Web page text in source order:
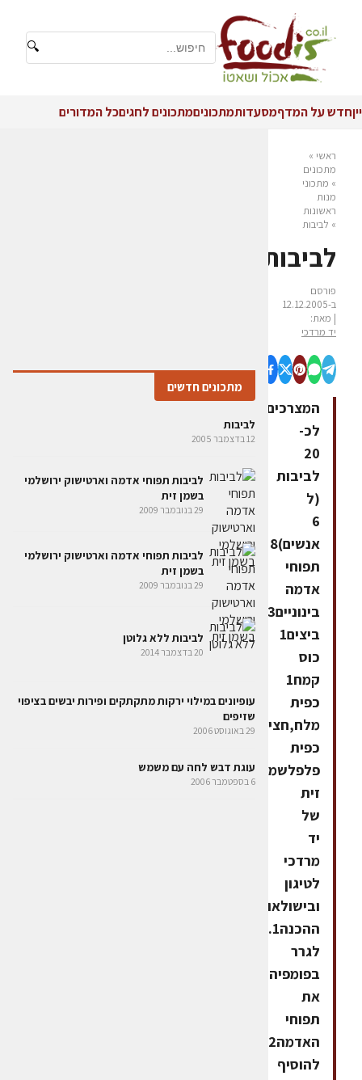
🔍
ייןחדש על המדףמסעדותמתכוניםמתכונים לחגיםכל המדורים
ראשי »
מתכונים
» מתכוני
מנות
ראשונות
» לביבות
לביבות
פורסם
ב-12.12.2005
| מאת:
יד מרדכי
המצרכים
לכ-
20
לביבות
(ל
6
אנשים)8
תפוחי
אדמה
בינוניים3
ביצים1
כוס
קמח1
כפית
מלח,חצי
כפית
פלפלשמן
זית
של
יד
מרדכי
לטיגון
ובישולאופן
ההכנה1.
לגרר
בפומפיה
את
תפוחי
להוסיף
מתכונים חדשים
לביבות
12 בדצמבר 2005
לביבות תפוחי אדמה וארטישוק ירושלמי
בשמן זית
29 בנובמבר 2009
לביבות תפוחי אדמה וארטישוק ירושלמי
בשמן זית
29 בנובמבר 2009
לביבות ללא גלוטן
20 בדצמבר 2014
עופיונים במילוי ירקות מתקתקים ופירות יבשים בציפוי
שזיפים
29 באוגוסט 2006
עוגת דבש לחה עם משמש
6 בספטמבר 2006